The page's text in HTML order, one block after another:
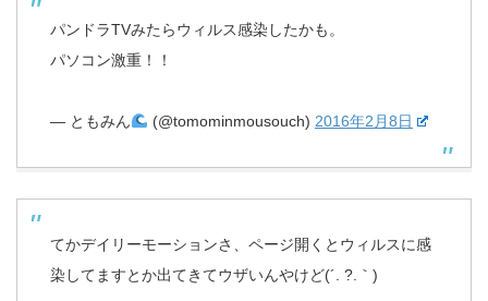
パンドラTVみたらウィルス感染したかも。
パソコン激重！！
— ともみん (@tomominmousouch) 2016年2月8日
てかデイリーモーションさ、ページ開くとウィルスに感
染してますとか出てきてウザいんやけど(´. ?.｀)